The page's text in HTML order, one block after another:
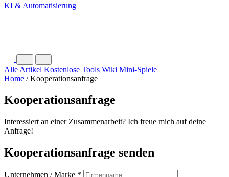
KI & Automatisierung
Alle Artikel Kostenlose Tools Wiki Mini-Spiele
Home / Kooperationsanfrage
Kooperationsanfrage
Interessiert an einer Zusammenarbeit? Ich freue mich auf deine
Anfrage!
Kooperationsanfrage senden
Unternehmen / Marke *